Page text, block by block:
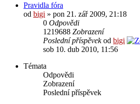
Pravidla fóra
od bigi » pon 21. zář 2009, 21:18
0 Odpovědi
1219688 Zobrazení
Poslední příspěvekod bigi
sob 10. dub 2010, 11:56
Témata
Odpovědi
Zobrazení
Poslední příspěvek